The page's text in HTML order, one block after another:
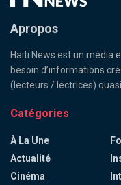
Apropos
Haiti News est un média
besoin d’informations
(lecteurs / lectrices)
Catégories
À La Une
Actualité
Cinéma